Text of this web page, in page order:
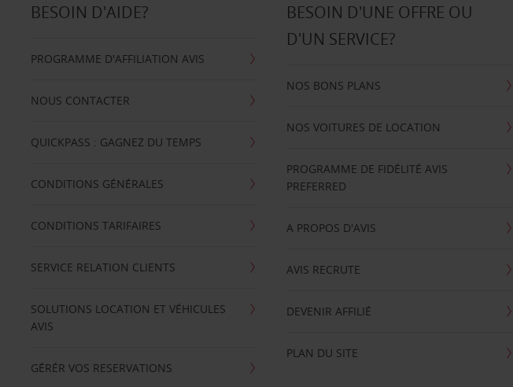
BESOIN D'AIDE?
PROGRAMME D'AFFILIATION AVIS
NOUS CONTACTER
QUICKPASS : GAGNEZ DU TEMPS
CONDITIONS GÉNÉRALES
CONDITIONS TARIFAIRES
SERVICE RELATION CLIENTS
SOLUTIONS LOCATION ET VÉHICULES
AVIS
GÉRÉR VOS RESERVATIONS
BESOIN D'UNE OFFRE OU
D'UN SERVICE?
NOS BONS PLANS
NOS VOITURES DE LOCATION
PROGRAMME DE FIDÉLITÉ AVIS
PREFERRED
A PROPOS D'AVIS
AVIS RECRUTE
DEVENIR AFFILIÉ
PLAN DU SITE